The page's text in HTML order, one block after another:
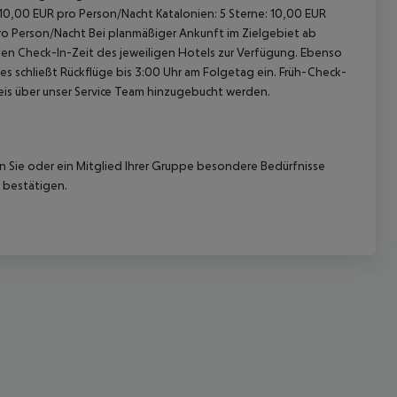
EUR pro Person/Nacht Katalonien: 5 Sterne: 10,00 EUR
Person/Nacht Bei planmäßiger Ankunft im Zielgebiet ab
Check-In-Zeit des jeweiligen Hotels zur Verfügung. Ebenso
Rückflüge bis 3:00 Uhr am Folgetag ein. Früh-Check-
unser Service Team hinzugebucht werden.
oder ein Mitglied Ihrer Gruppe besondere Bedürfnisse
bestätigen.